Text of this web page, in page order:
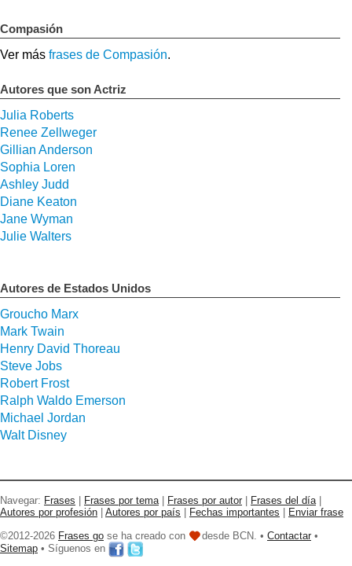
Compasión
Ver más frases de Compasión.
Autores que son Actriz
Julia Roberts
Renee Zellweger
Gillian Anderson
Sophia Loren
Ashley Judd
Diane Keaton
Jane Wyman
Julie Walters
Autores de Estados Unidos
Groucho Marx
Mark Twain
Henry David Thoreau
Steve Jobs
Robert Frost
Ralph Waldo Emerson
Michael Jordan
Walt Disney
Navegar: Frases Frases por tema| Frases por autor Frases del día|
Autores por profesión
Autores por país Fechas importantes
Enviar frase
©2012-2026 Frases go se ha creado con desde BCN. • Contactar •
Sitemap • Síguenos en